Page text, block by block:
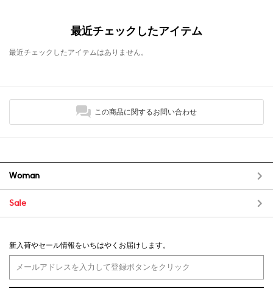
最近チェックしたアイテム
最近チェックしたアイテムはありません。
この商品に関するお問い合わせ
Woman
Sale
新入荷やセール情報をいちはやくお届けします。